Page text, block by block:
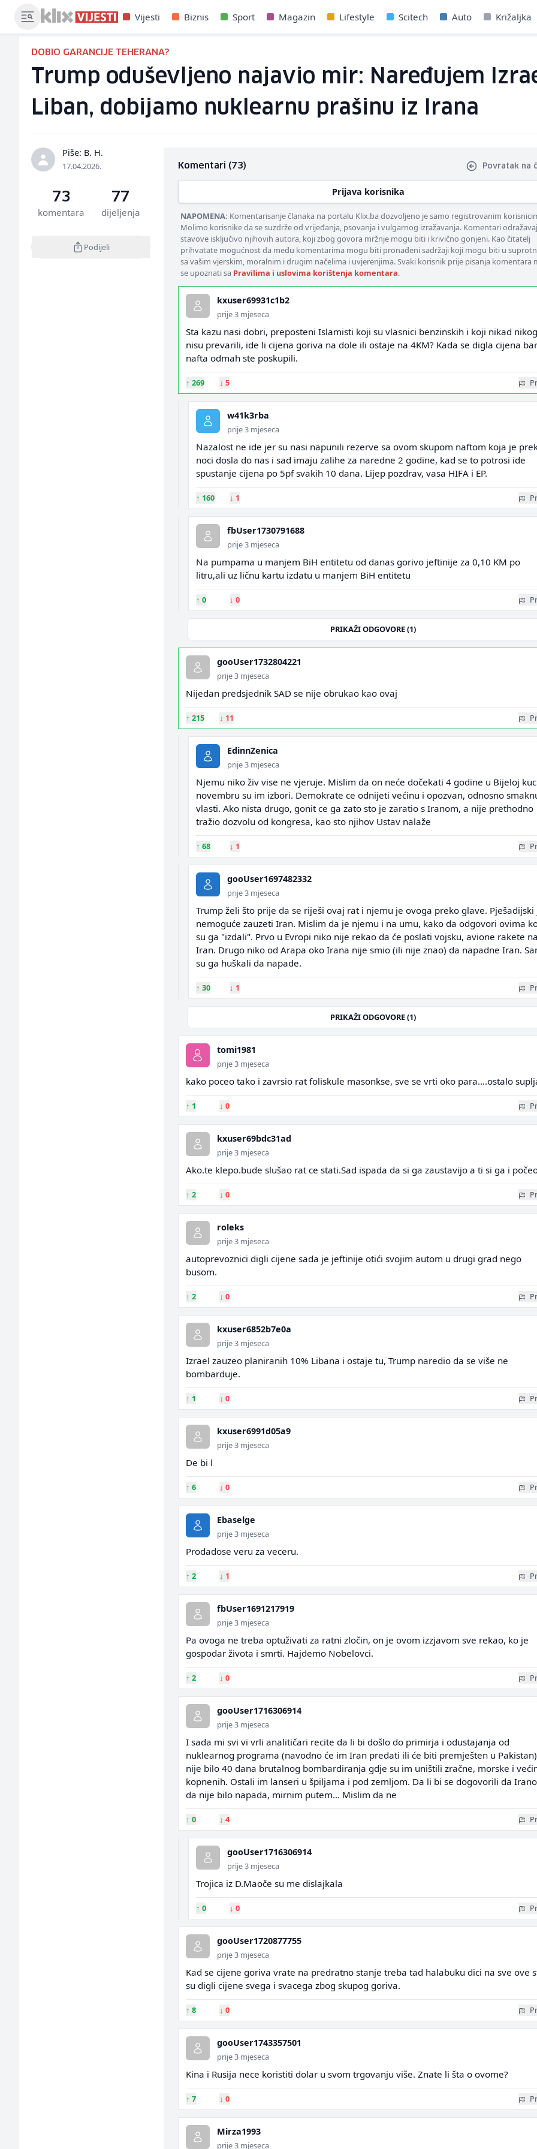
Vijesti Biznis Sport Magazin Lifestyle Scitech Auto Križaljka
DOBIO GARANCIJE TEHERANA?
Trump oduševljeno najavio mir: Naređujem
Liban, dobijamo nuklearnu prašinu iz Irana
Piše: B. H.
17.04.2026.
73
komentara
77
dijeljenja
Podijeli
Komentari (73) Povratak na
Prijava korisnika
NAPOMENA: Komentarisanje članaka na portalu Klix.ba dozvoljeno je samo registrovanim
Molimo korisnike da se suzdrže od vrijeđanja, psovanja i vulgarnog izražavanja. Komentari
stavove isključivo njihovih autora, koji zbog govora mržnje mogu biti i krivično gonjeni. Kao čitatelj
prihvatate mogućnost da među komentarima mogu biti pronađeni sadržaji koji mogu biti u
sa vašim vjerskim, moralnim i drugim načelima i uvjerenjima. Svaki korisnik prije pisanja komentara
se upoznati sa Pravilima i uslovima korištenja komentara.
kxuser69931c1b2
prije 3 mjeseca
Sta kazu nasi dobri, preposteni Islamisti koji su vlasnici benzinskih i koji nikad nikog
nisu prevarili, ide li cijena goriva na dole ili ostaje na 4KM? Kada se digla cijena
nafta odmah ste poskupili.
↑ 269 ↓ 5
w41k3rba
prije 3 mjeseca
Nazalost ne ide jer su nasi napunili rezerve sa ovom skupom naftom koja je
noci dosla do nas i sad imaju zalihe za naredne 2 godine, kad se to potrosi ide
spustanje cijena po 5pf svakih 10 dana. Lijep pozdrav, vasa HIFA i EP.
↑ 160 ↓ 1
fbUser1730791688
prije 3 mjeseca
Na pumpama u manjem BiH entitetu od danas gorivo jeftinije za 0,10 KM po
litru,ali uz ličnu kartu izdatu u manjem BiH entitetu
↑ 0 ↓ 0
PRIKAŽI ODGOVORE (1)
gooUser1732804221
prije 3 mjeseca
Nijedan predsjednik SAD se nije obrukao kao ovaj
↑ 215 ↓ 11
EdinnZenica
prije 3 mjeseca
Njemu niko živ vise ne vjeruje. Mislim da on neće dočekati 4 godine u Bijeloj
novembru su im izbori. Demokrate ce odnijeti većinu i opozvan, odnosno
vlasti. Ako nista drugo, gonit ce ga zato sto je zaratio s Iranom, a nije prethodno
tražio dozvolu od kongresa, kao sto njihov Ustav nalaže
↑ 68 ↓ 1
gooUser1697482332
prije 3 mjeseca
Trump želi što prije da se riješi ovaj rat i njemu je ovoga preko glave. Pješadijski
nemoguće zauzeti Iran. Mislim da je njemu i na umu, kako da odgovori ovima
su ga "izdali". Prvo u Evropi niko nije rekao da će poslati vojsku, avione rakete na
Iran. Drugo niko od Arapa oko Irana nije smio (ili nije znao) da napadne Iran.
su ga huškali da napade.
↑ 30 ↓ 1
PRIKAŽI ODGOVORE (1)
tomi1981
prije 3 mjeseca
kako poceo tako i zavrsio rat foliskule masonkse, sve se vrti oko para....ostalo
↑ 1 ↓ 0
kxuser69bdc31ad
prije 3 mjeseca
Ako.te klepo.bude slušao rat ce stati.Sad ispada da si ga zaustavijo a ti si ga i
↑ 2 ↓ 0
roleks
prije 3 mjeseca
autoprevoznici digli cijene sada je jeftinije otići svojim autom u drugi grad nego
busom.
↑ 2 ↓ 0
kxuser6852b7e0a
prije 3 mjeseca
Izrael zauzeo planiranih 10% Libana i ostaje tu, Trump naredio da se više ne
bombarduje.
↑ 1 ↓ 0
kxuser6991d05a9
prije 3 mjeseca
De bi l
↑ 6 ↓ 0
Ebaselge
prije 3 mjeseca
Prodadose veru za veceru.
↑ 2 ↓ 1
fbUser1691217919
prije 3 mjeseca
Pa ovoga ne treba optuživati za ratni zločin, on je ovom izzjavom sve rekao, ko je
gospodar života i smrti. Hajdemo Nobelovci.
↑ 2 ↓ 0
gooUser1716306914
prije 3 mjeseca
I sada mi svi vi vrli analitičari recite da li bi došlo do primirja i odustajanja od
nuklearnog programa (navodno će im Iran predati ili će biti premješten u
nije bilo 40 dana brutalnog bombardiranja gdje su im uništili zračne, morske i
kopnenih. Ostali im lanseri u špiljama i pod zemljom. Da li bi se dogovorili da
da nije bilo napada, mirnim putem... Mislim da ne
↑ 0 ↓ 4
gooUser1716306914
prije 3 mjeseca
Trojica iz D.Maoče su me dislajkala
↑ 0 ↓ 0
gooUser1720877755
prije 3 mjeseca
Kad se cijene goriva vrate na predratno stanje treba tad halabuku dici na sve ove
su digli cijene svega i svacega zbog skupog goriva.
↑ 8 ↓ 0
gooUser1743357501
prije 3 mjeseca
Kina i Rusija nece koristiti dolar u svom trgovanju više. Znate li šta o ovome?
↑ 7 ↓ 0
Mirza1993
prije 3 mjeseca